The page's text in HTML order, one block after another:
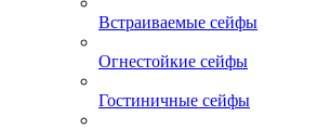
Встраиваемые сейфы
Огнестойкие сейфы
Гостиничные сейфы